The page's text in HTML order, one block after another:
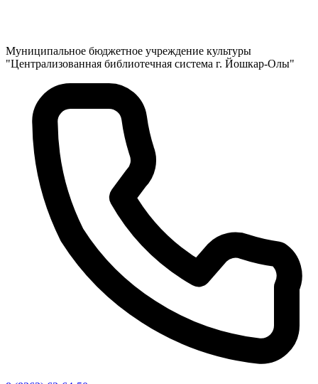
Муниципальное бюджетное учреждение культуры
"Централизованная библиотечная система г. Йошкар-Олы"